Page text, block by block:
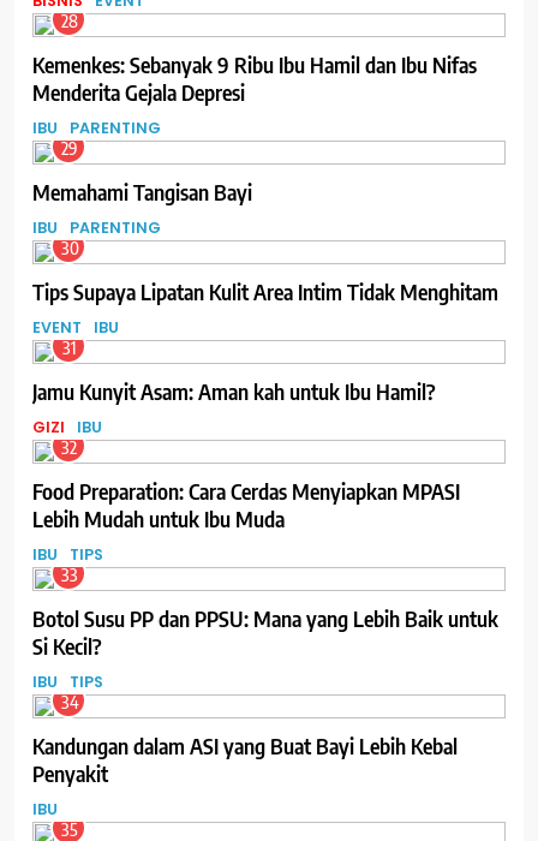
28
Kemenkes: Sebanyak 9 Ribu Ibu Hamil dan Ibu Nifas
Menderita Gejala Depresi
IBU PARENTING
29
Memahami Tangisan Bayi
IBU PARENTING
30
Tips Supaya Lipatan Kulit Area Intim Tidak Menghitam
EVENT IBU
31
Jamu Kunyit Asam: Aman kah untuk Ibu Hamil?
GIZI IBU
32
Food Preparation: Cara Cerdas Menyiapkan MPASI
Lebih Mudah untuk Ibu Muda
IBU TIPS
33
Botol Susu PP dan PPSU: Mana yang Lebih Baik untuk
Si Kecil?
IBU TIPS
34
Kandungan dalam ASI yang Buat Bayi Lebih Kebal
Penyakit
IBU
35